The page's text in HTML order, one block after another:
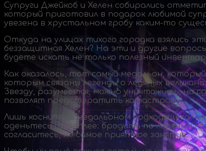
Супруги Джейкоб и Хелен собирались
который приготовил в подарок любимой
увезена в хрустальном гробу каким-то
Откуда на улицах тихого городка взялись
беззащитная Хелен? На эти и другие
будете искать не только полезный
Как оказалось, тот самый медальон,
которым связаны легенды о ледяных
Звезду, разумеется, можно уничтожить, но
позволят предотвратить катастрофу.
Лишь коснитесь медальоном подходящего
оденьтесь потеплее: бродить по ледяным
согласитесь, не самое приятное занятие.